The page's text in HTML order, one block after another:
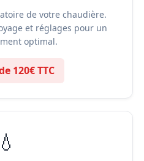
de votre chaudière.
et réglages pour un
optimal.
120€ TTC
💧